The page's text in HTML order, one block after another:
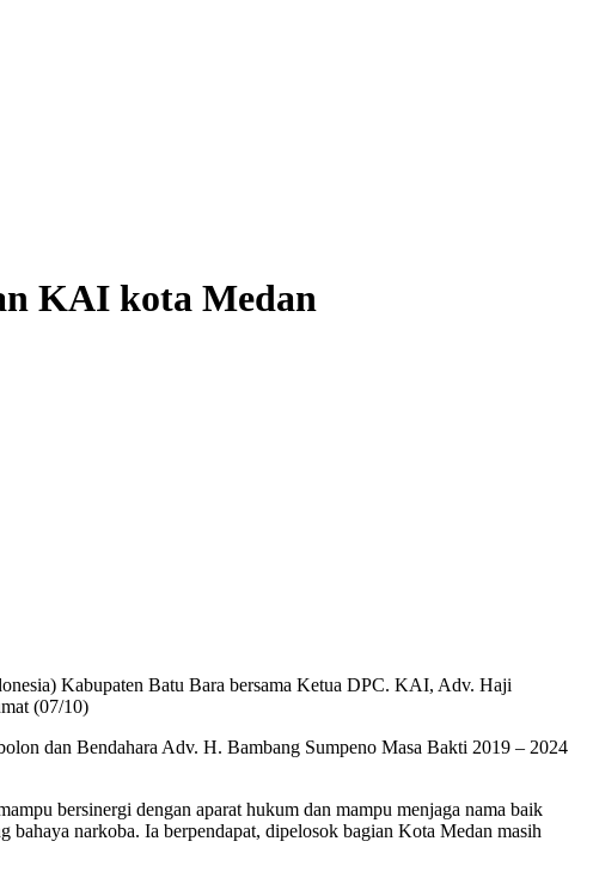
KAI kota Medan
Kabupaten Batu Bara bersama Ketua DPC. KAI, Adv. Haji
(07/10)
dan Bendahara Adv. H. Bambang Sumpeno Masa Bakti 2019 – 2024
bersinergi dengan aparat hukum dan mampu menjaga nama baik
narkoba. Ia berpendapat, dipelosok bagian Kota Medan masih